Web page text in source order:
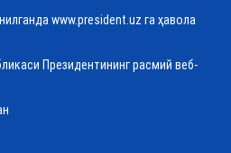
www.president.uz га ҳавола
Президентининг расмий веб-